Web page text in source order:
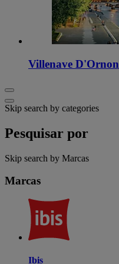
Villenave D'Ornon
Skip search by categories
Pesquisar por
Skip search by Marcas
Marcas
Ibis